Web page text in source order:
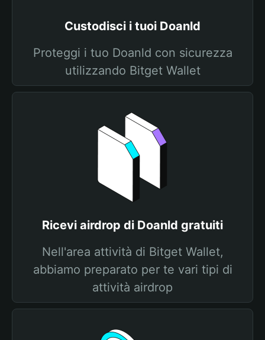
Custodisci i tuoi Doanld
Proteggi i tuo Doanld con sicurezza
utilizzando Bitget Wallet
Ricevi airdrop di Doanld gratuiti
Nell'area attività di Bitget Wallet,
abbiamo preparato per te vari tipi di
attività airdrop